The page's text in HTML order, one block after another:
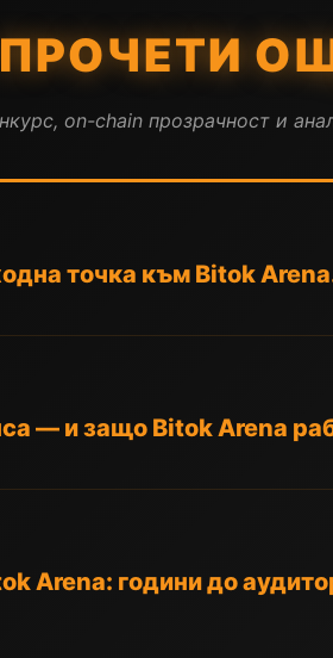
ПРОЧЕТИ
on-chain прозрачност и
точка към Bitok
— и защо Bitok Arena
Arena: години до